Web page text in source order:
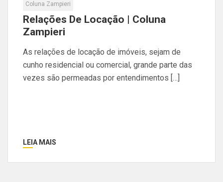
Coluna Zampieri
Relações De Locação | Coluna
Zampieri
As relações de locação de imóveis, sejam de
cunho residencial ou comercial, grande parte das
vezes são permeadas por entendimentos […]
LEIA MAIS